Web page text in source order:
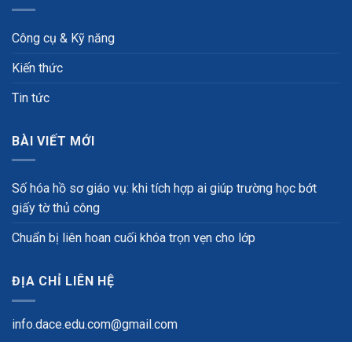
Công cụ & Kỹ năng
Kiến thức
Tin tức
BÀI VIẾT MỚI
Số hóa hồ sơ giáo vụ: khi tích hợp ai giúp trường học bớt
giấy tờ thủ công
Chuẩn bị liên hoan cuối khóa trọn vẹn cho lớp
ĐỊA CHỈ LIÊN HỆ
info.dace.edu.com@gmail.com